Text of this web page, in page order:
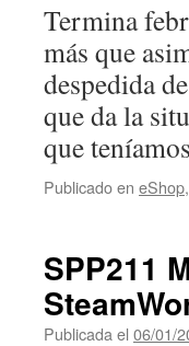
Termina
más que
despedida
que da la
que
Publicado en eShop,
SPP211
Publicada el 06/01/